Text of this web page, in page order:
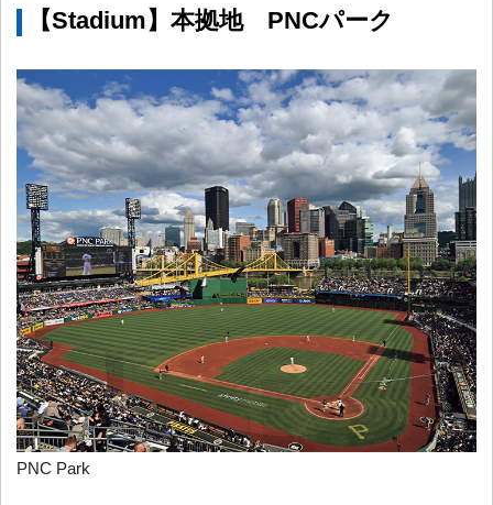
【Stadium】本拠地 PNCパーク
PNC Park